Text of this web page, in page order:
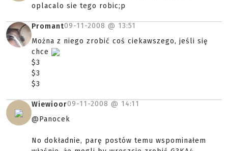
oplacalo sie tego robic;p
Promant09-11-2008 @ 13:51
Można z niego zrobić coś ciekawszego, jeśli się
chce
$3
$3
$3
Wiewioor09-11-2008 @ 14:11
@Panocek
No dokładnie, parę postów temu wspominałem